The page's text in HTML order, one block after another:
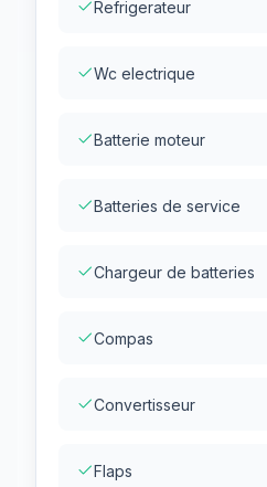
Refrigerateur
Wc electrique
Batterie moteur
Batteries de service
Chargeur de batteries
Compas
Convertisseur
Flaps